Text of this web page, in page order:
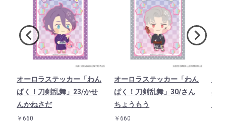
オーロラステッカー「わん
ぱく！刀剣乱舞」23/かせ
んかねさだ
￥660
オーロラステッカー「わん
ぱく！刀剣乱舞」30/さん
ちょうもう
￥660
ぱ